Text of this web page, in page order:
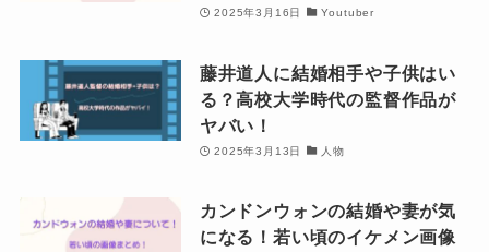
2025年3月16日 Youtuber
藤井道人に結婚相手や子供はい
る？高校大学時代の監督作品が
ヤバい！
2025年3月13日 人物
カンドンウォンの結婚や妻が気
になる！若い頃のイケメン画像